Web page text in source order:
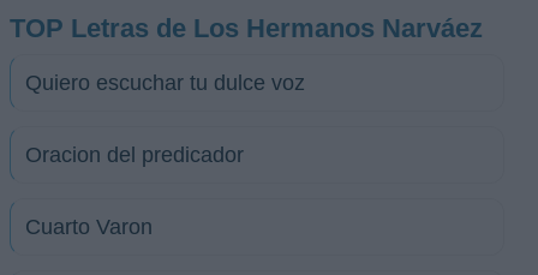
TOP Letras de Los Hermanos Narváez
Quiero escuchar tu dulce voz
Oracion del predicador
Cuarto Varon